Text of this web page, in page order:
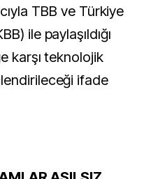
TBB ve Türkiye
ile paylaşıldığı
karşı teknolojik
ifade